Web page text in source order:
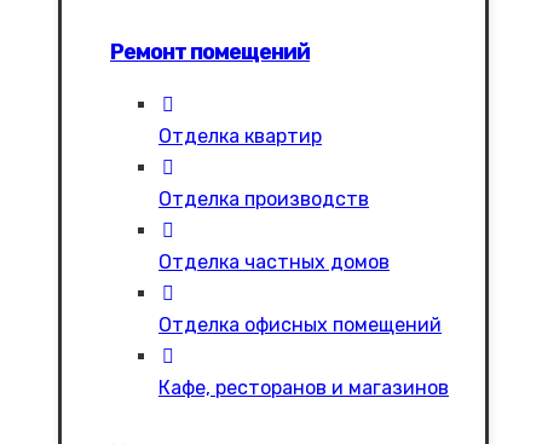
Ремонт помещений
Отделка квартир
Отделка производств
Отделка частных домов
Отделка офисных помещений
Кафе, ресторанов и магазинов